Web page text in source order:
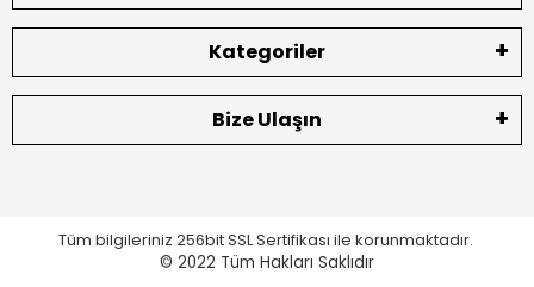
Kategoriler
Bize Ulaşın
Tüm bilgileriniz 256bit SSL Sertifikası ile korunmaktadır.
© 2022 Tüm Hakları Saklıdır